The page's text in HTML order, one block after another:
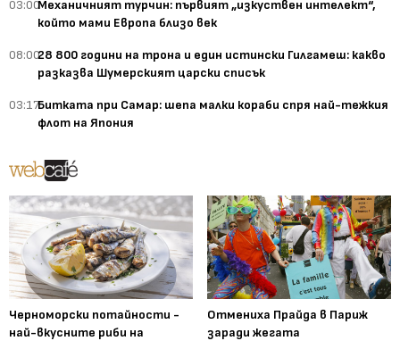
03:00Механичният турчин: първият „изкуствен интелект“,
който мами Европа близо век
08:0028 800 години на трона и един истински Гилгамеш: какво
разказва Шумерският царски списък
03:17Битката при Самар: шепа малки кораби спря най-тежкия
флот на Япония
Черноморски потайности -
най-вкусните риби на
Отмениха Прайда в Париж
заради жегата